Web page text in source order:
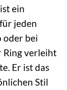
ein
jeden
oder bei
Ring verleiht
Er ist das
Stil